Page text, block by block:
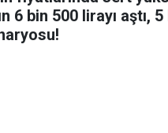
6 bin 500 lirayı aştı,